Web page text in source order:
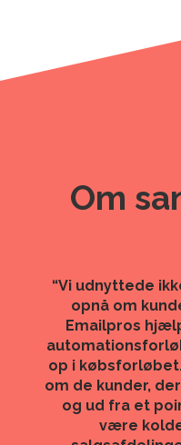
Om
“Vi udnyttede
opnå om
Emailpros
op i
om de kunder,
og ud fra et
være